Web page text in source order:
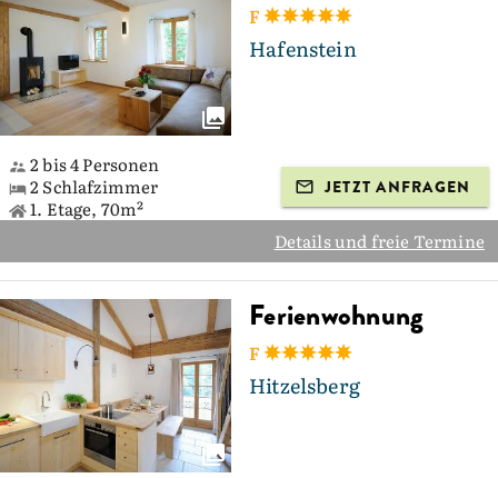
F
Hafenstein
2 bis 4 Personen
2 Schlafzimmer
1. Etage, 70m²
JETZT ANFRAGEN
Details und freie Termine
Ferienwohnung
F
Hitzelsberg